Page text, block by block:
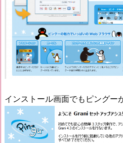
インストール画面でもピングー